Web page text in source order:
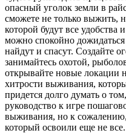
опасный уголок земли в
сможете не только выжить,
которой будут все удобства
можно спокойно дожидаться
найдут и спасут. Создайте
занимайтесь охотой,
открывайте новые локации
хитрости выживания,
придется долго думать о
руководство к игре
выживания, но к
который освоили еще не все.